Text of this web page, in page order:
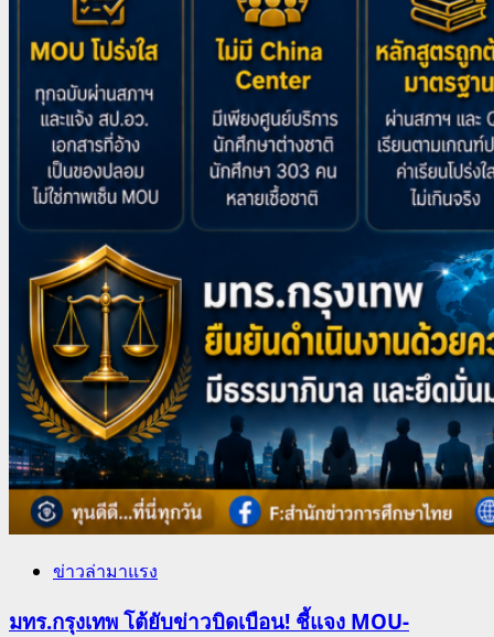
ข่าวล่ามาแรง
มทร.กรุงเทพ โต้ยับข่าวบิดเบือน! ชี้แจง MOU-